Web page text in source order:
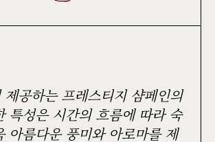
공하는 프레스티지 샴페인의
특성은 시간의 흐름에 따라 숙
아름다운 풍미와 아로마를 제